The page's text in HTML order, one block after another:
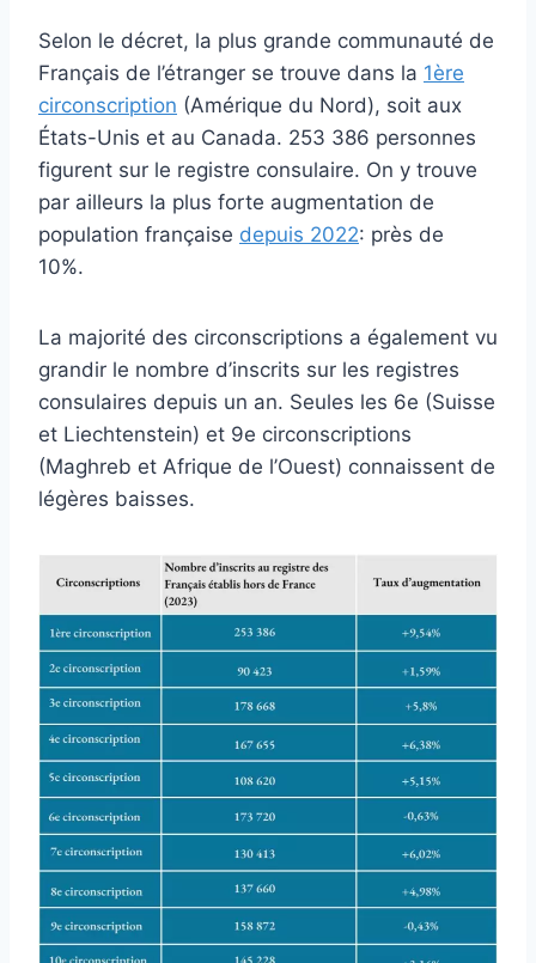
Selon le décret, la plus grande communauté de
Français de l’étranger se trouve dans la 1ère
circonscription (Amérique du Nord), soit aux
États-Unis et au Canada. 253 386 personnes
figurent sur le registre consulaire. On y trouve
par ailleurs la plus forte augmentation de
population française depuis 2022: près de
10%.
La majorité des circonscriptions a également vu
grandir le nombre d’inscrits sur les registres
consulaires depuis un an. Seules les 6e (Suisse
et Liechtenstein) et 9e circonscriptions
(Maghreb et Afrique de l’Ouest) connaissent de
légères baisses.